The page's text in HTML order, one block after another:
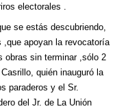
electorales .
se estás descubriendo,
apoyan la revocatoría
obras sin terminar ,sólo 2
quién inauguró la
paraderos y el Sr.
del Jr. de La Unión